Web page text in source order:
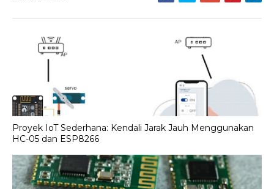
Proyek IoT Sederhana: Kendali Jarak Jauh Menggunakan
HC-05 dan ESP8266